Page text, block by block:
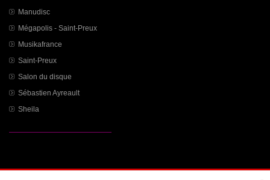
Manudisc
Mégapolis - Saint-Preux
Musikafrance
Saint-Preux
Salon du disque
Sébastien Ayreault
Sheila